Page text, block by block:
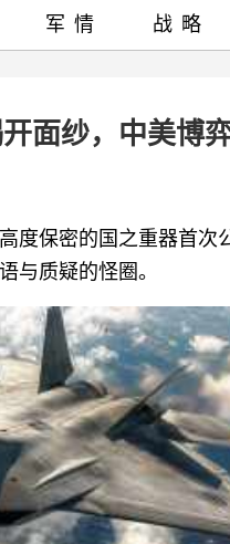
面纱，中美博
度保密的国之重器首次
与质疑的怪圈。
军情 战略